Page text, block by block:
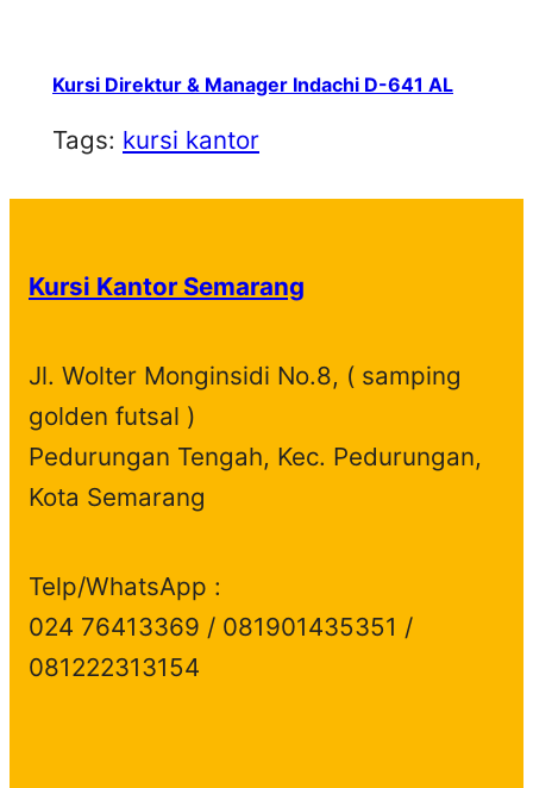
Kursi Direktur & Manager Indachi D-641 AL
Tags: kursi kantor
Kursi Kantor Semarang
Jl. Wolter Monginsidi No.8, ( samping
golden futsal )
Pedurungan Tengah, Kec. Pedurungan,
Kota Semarang
Telp/WhatsApp :
024 76413369 / 081901435351 /
081222313154